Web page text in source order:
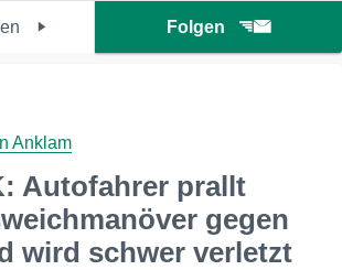
Folgen
Anklam
Autofahrer prallt
gegen
wird schwer verletzt